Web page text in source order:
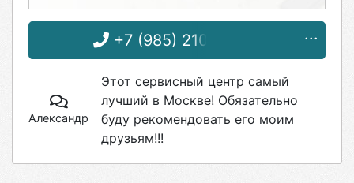
+7 (985) 210-10-04
Александр
Этот сервисный центр самый
лучший в Москве! Обязательно
буду рекомендовать его моим
друзьям!!!